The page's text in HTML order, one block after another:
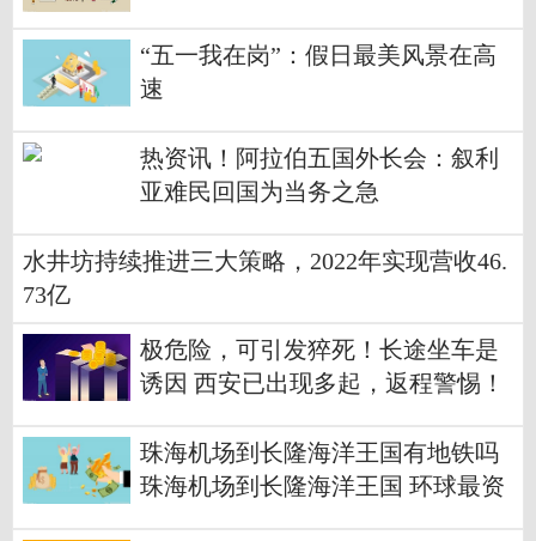
“五一我在岗”：假日最美风景在高
速
热资讯！阿拉伯五国外长会：叙利
亚难民回国为当务之急
水井坊持续推进三大策略，2022年实现营收46.
73亿
极危险，可引发猝死！长途坐车是
诱因 西安已出现多起，返程警惕！
珠海机场到长隆海洋王国有地铁吗
珠海机场到长隆海洋王国 环球最资